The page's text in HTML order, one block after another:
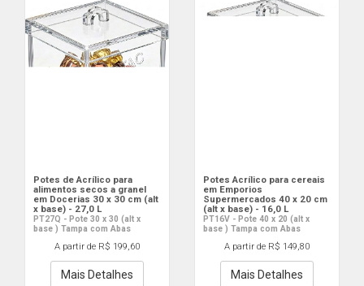
Potes de Acrílico para
alimentos secos a granel
em Docerias 30 x 30 cm (alt
x base) - 27,0 L
PT27Q - Pote 30 x 30 (alt x
base ) Tampa com Abas
A partir de R$ 199,60
Mais Detalhes
Potes Acrílico para cereais
em Emporios
Supermercados 40 x 20 cm
(alt x base) - 16,0 L
PT16V - Pote 40 x 20 (alt x
base ) Tampa com Abas
A partir de R$ 149,80
Mais Detalhes